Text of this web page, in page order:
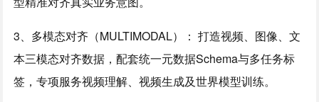
3、多模态对齐（MULTIMODAL）： 打造视频、图像、文
本三模态对齐数据，配套统一元数据Schema与多任务标
签，专项服务视频理解、视频生成及世界模型训练。